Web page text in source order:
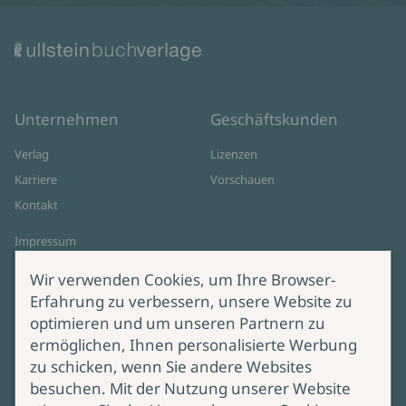
Unternehmen
Verlag
Karriere
Kontakt
Impressum
Cookie-Einstellungen
AGB Online Shop
Geschäftskunden
Lizenzen
Vorschauen
Service
Lieferung & Versand
Produktsicherheit
Bei Fragen zur Produktsicherheit
Wir verwenden Cookies, um Ihre Browser-
Erfahrung zu verbessern, unsere Website zu
optimieren und um unseren Partnern zu
ermöglichen, Ihnen personalisierte Werbung
zu schicken, wenn Sie andere Websites
besuchen. Mit der Nutzung unserer Website